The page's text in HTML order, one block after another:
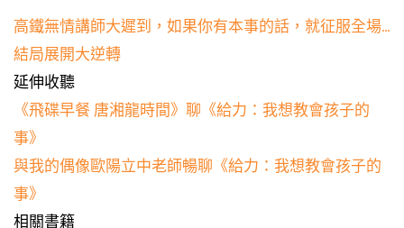
高鐵無情講師大遲到，如果你有本事的話，就征服全場…
結局展開大逆轉
延伸收聽
《飛碟早餐 唐湘龍時間》聊《給力：我想教會孩子的
事》
與我的偶像歐陽立中老師暢聊《給力：我想教會孩子的
事》
相關書籍